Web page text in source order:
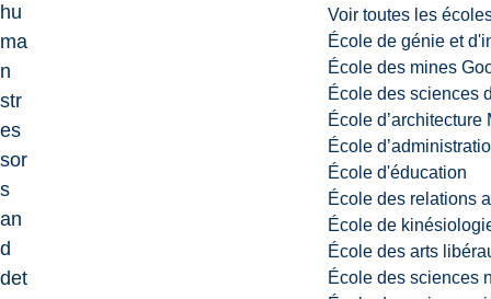
Voir toutes les
École de génie et
École des mines
École des sciences
École d’architecture
École
École d'éducation
École des relations
École de
École des arts
École des sciences
hu
ma
n
str
es
sor
s
an
d
det